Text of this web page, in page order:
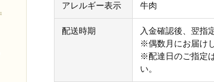
アレルギー表示 牛肉
配送時期
入金確認後、翌指
※偶数月にお届け
※配達日のご指定
い。